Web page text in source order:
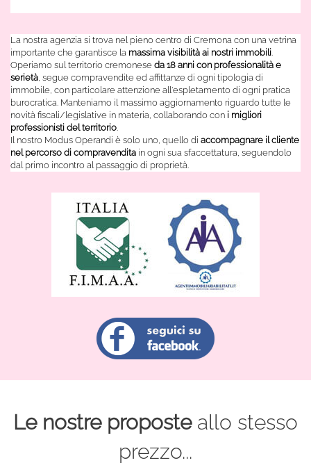
La nostra agenzia si trova nel pieno centro di Cremona con una vetrina
importante che garantisce la massima visibilità ai nostri immobili.
Operiamo sul territorio cremonese da 18 anni con professionalità e
serietà, segue compravendite ed affittanze di ogni tipologia di
immobile, con particolare attenzione all'espletamento di ogni pratica
burocratica. Manteniamo il massimo aggiornamento riguardo tutte le
novità fiscali/legislative in materia, collaborando con i migliori
professionisti del territorio.
Il nostro Modus Operandi è solo uno, quello di accompagnare il cliente
nel percorso di compravendita in ogni sua sfaccettatura, seguendolo
dal primo incontro al passaggio di proprietà.
Le nostre proposteallo stesso
prezzo...